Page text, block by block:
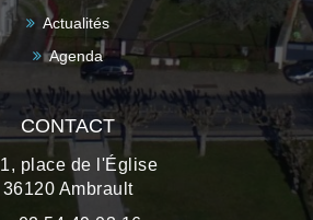
Actualités
Agenda
CONTACT
1, place de l'Église
36120 Ambrault